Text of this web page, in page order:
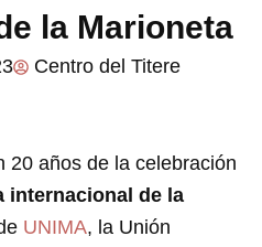
la Marioneta
Centro del Titere
20 años de la celebración
internacional de la
UNIMA, la Unión